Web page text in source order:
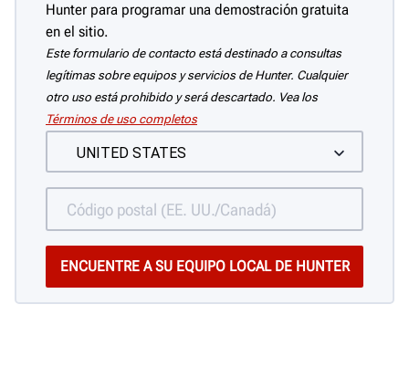
Hunter para programar una demostración gratuita
en el sitio.
Este formulario de contacto está destinado a consultas
legítimas sobre equipos y servicios de Hunter. Cualquier
otro uso está prohibido y será descartado. Vea los
Términos de uso completos